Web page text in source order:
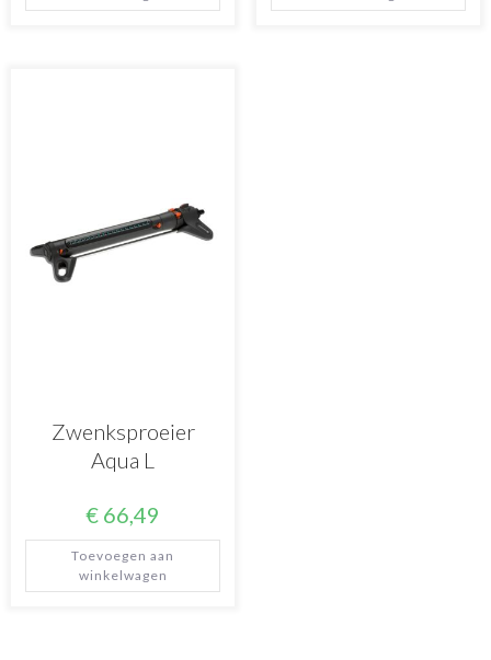
Zwenksproeier
Aqua L
€ 66,49
Toevoegen aan
winkelwagen